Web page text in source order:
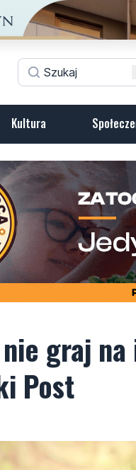
Kultura
graj
Post